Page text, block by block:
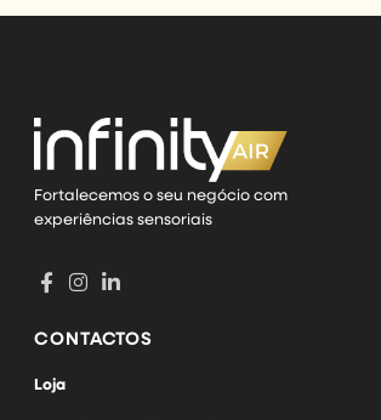
Fortalecemos o seu negócio com
experiências sensoriais
CONTACTOS
Loja